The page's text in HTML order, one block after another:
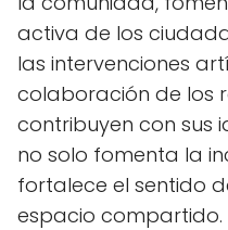
activa de los
las intervenciones
colaboración de los
contribuyen con sus
no solo fomenta la
fortalece el sentido
espacio compartido.